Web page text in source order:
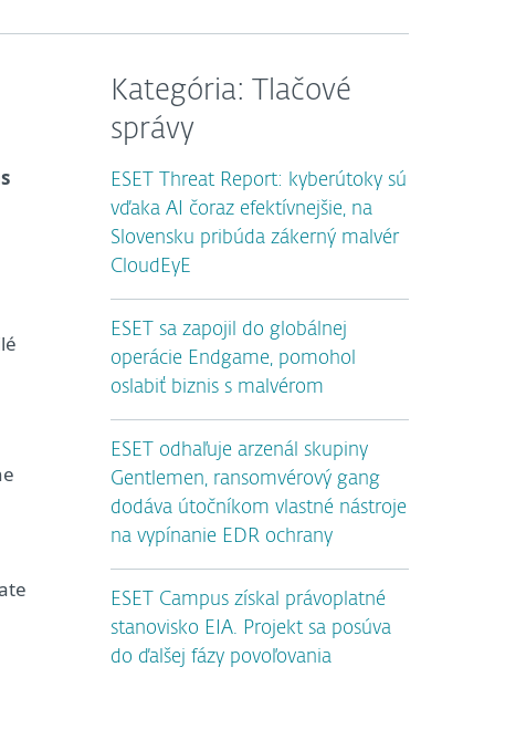
Kategória: Tlačové
správy
ESET Threat Report: kyberútoky sú
vďaka AI čoraz efektívnejšie, na
Slovensku pribúda zákerný malvér
CloudEyE
ESET sa zapojil do globálnej
operácie Endgame, pomohol
oslabiť biznis s malvérom
ESET odhaľuje arzenál skupiny
Gentlemen, ransomvérový gang
dodáva útočníkom vlastné nástroje
na vypínanie EDR ochrany
ESET Campus získal právoplatné
stanovisko EIA. Projekt sa posúva
do ďalšej fázy povoľovania